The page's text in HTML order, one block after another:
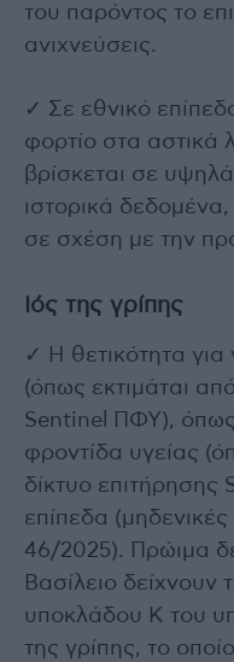
του παρόντος το
ανιχνεύσεις.
✓ Σε εθνικό
φορτίο στα αστικά
βρίσκεται σε
ιστορικά
σε σχέση με την
Ιός της γρίπης
✓ Η θετικότητα για
(όπως εκτιμάται
Sentinel ΠΦΥ), όπως
φροντίδα υγείας
δίκτυο επιτήρησης
επίπεδα
46/2025). Πρώιμα
Βασίλειο δείχνουν
υποκλάδου Κ του
της γρίπης, το